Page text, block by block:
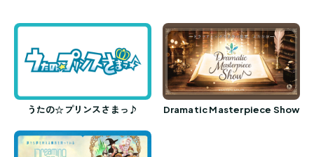
うたの☆プリンスさまっ♪ Dramatic Masterpiece Show